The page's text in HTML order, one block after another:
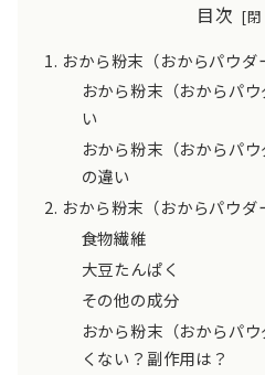
目次
おから粉末（おからパウダ
おから粉末（おからパ
い
おから粉末（おからパ
の違い
おから粉末（おからパウ
食物繊維
大豆たんぱく
その他の成分
おから粉末（おからパ
くない？副作用は？